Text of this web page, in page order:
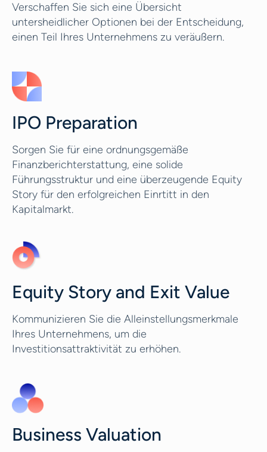
Verschaffen Sie sich eine Übersicht
untersheidlicher Optionen bei der Entscheidung,
einen Teil Ihres Unternehmens zu veräußern.
IPO Preparation
Sorgen Sie für eine ordnungsgemäße
Finanzberichterstattung, eine solide
Führungsstruktur und eine überzeugende Equity
Story für den erfolgreichen Einrtitt in den
Kapitalmarkt.
Equity Story and Exit Value
Kommunizieren Sie die Alleinstellungsmerkmale
Ihres Unternehmens, um die
Investitionsattraktivität zu erhöhen.
Business Valuation